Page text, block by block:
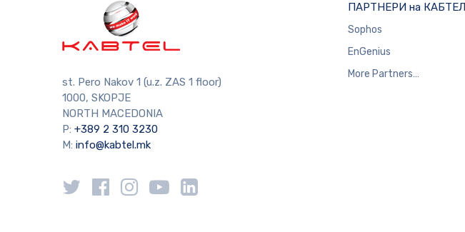
st. Pero Nakov 1 (u.z. ZAS 1 floor)
1000, SKOPJE
NORTH MACEDONIA
P: +389 2 310 3230
M: info@kabtel.mk
ПАРТНЕРИ на КАБТЕЛ
Sophos
EnGenius
More Partners…